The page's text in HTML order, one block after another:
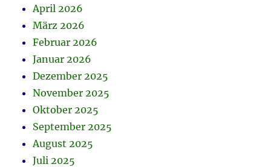
April 2026
März 2026
Februar 2026
Januar 2026
Dezember 2025
November 2025
Oktober 2025
September 2025
August 2025
Juli 2025